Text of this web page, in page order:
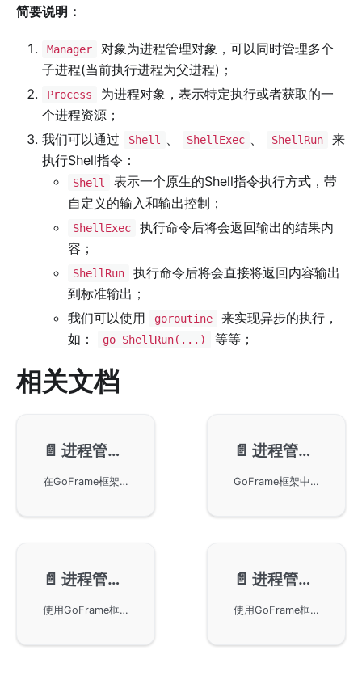
简要说明：
Manager
对象为进程管理对象，可以同时管理多个
子进程(当前执行进程为父进程)；
Process
为进程对象，表示特定执行或者获取的一
个进程资源；
我们可以通过
Shell 、 ShellExec 、 ShellRun
来
执行Shell指令：
Shell
表示一个原生的Shell指令执行方式，带
自定义的输入和输出控制；
ShellExec
执行命令后将会返回输出的结果内
容；
ShellRun
执行命令后将会直接将返回内容输出
到标准输出；
我们可以使用
goroutine
来实现异步的执行，
如：
go ShellRun(...) 等等；
相关文档
📄️ 进程管理-基本使用
在GoFrame框架下进行进程管理，包括如何执行Shell命令、判断主进程与子进程的关系，以及多进程管理的基本用法。通过示例代码演示了gproc包的使用，如创建子进程、管理现有进程，并在Linux环境中实现对特定进程的监控和控制。
📄️ 进程管理-进程通信
GoFrame框架中的gproc组件用于进程通信的机制，包括常见的进程通信方式如信号、管道、共享内存等。重点说明了gproc通过Socket实现稳定和通用的进程通信方式，解析了使用Send和Receive方法进行消息传递的基本使用示例。
📄️ 进程管理-信号监听
使用GoFrame框架中的gproc组件实现信号监听和处理，从而解决多个组件冗余的信号处理逻辑及程序无法平滑退出的问题。通过统一的信号注册和回调处理，确保各组件能够有效接收到退出信号并进行析构，使信号处理逻辑更加严谨。
📄️ 进程管理-链路跟踪
使用GoFrame框架进行进程管理和链路跟踪的方法。通过使用OpenTelemetry规范，支持跨进程的链路跟踪特性，非常适用于临时运行的进程。示例代码展示了如何在主进程中启动子进程并进行链路信息传递，展示了GoFrame框架在进程管理中的强大功能。